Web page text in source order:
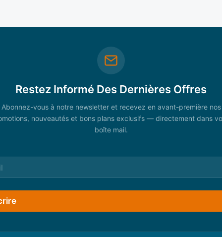
Restez Informé Des Dernières Offres
Abonnez-vous à notre newsletter et recevez en avant-première nos
nouveautés et bons plans exclusifs — directement dans
boîte mail.